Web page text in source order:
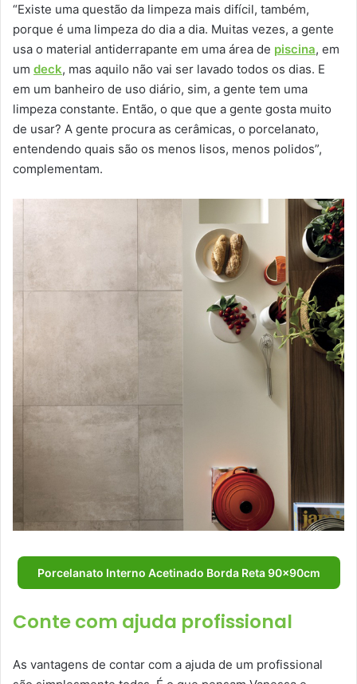
“Existe uma questão da limpeza mais difícil, também,
porque é uma limpeza do dia a dia. Muitas vezes, a gente
usa o material antiderrapante em uma área de piscina, em
um deck, mas aquilo não vai ser lavado todos os dias. E
em um banheiro de uso diário, sim, a gente tem uma
limpeza constante. Então, o que que a gente gosta muito
de usar? A gente procura as cerâmicas, o porcelanato,
entendendo quais são os menos lisos, menos polidos”,
complementam.
Porcelanato Interno Acetinado Borda Reta 90x90cm
Conte com ajuda profissional
As vantagens de contar com a ajuda de um profissional